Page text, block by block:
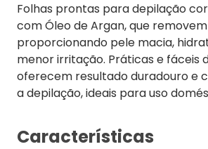
Folhas prontas para depilação
com Óleo de Argan, que
proporcionando pele macia,
menor irritação. Práticas e fáceis
oferecem resultado duradouro e
a depilação, ideais para uso
Características